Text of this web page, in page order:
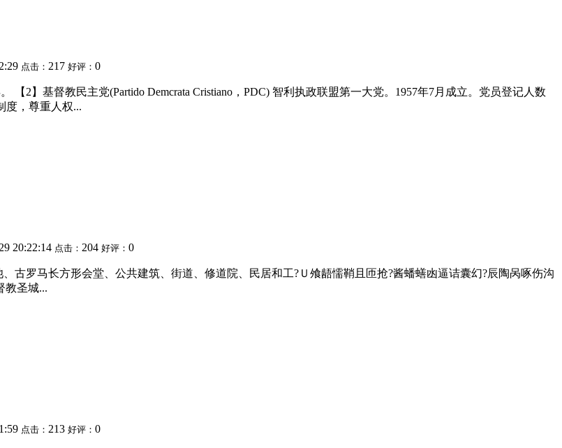
点击： 217 好评： 0
2】基督教民主党(Partido Demcrata Cristiano，PDC) 智利执政联盟第一大党。1957年7月成立。党员登记人数
度，尊重人权...
20:22:14 点击： 204 好评： 0
古罗马长方形会堂、公共建筑、街道、修道院、民居和工?Ｕ飧龉懦鞘且匝抢?酱蟠蟮凼逼诘囊幻?辰陶呙啄伤沟
教圣城...
点击： 213 好评： 0